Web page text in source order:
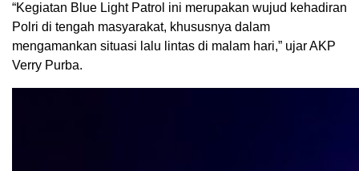
“Kegiatan Blue Light Patrol ini merupakan wujud kehadiran
Polri di tengah masyarakat, khususnya dalam
mengamankan situasi lalu lintas di malam hari,” ujar AKP
Verry Purba.